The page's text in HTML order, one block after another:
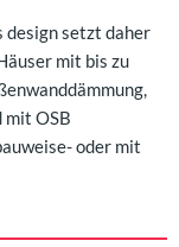
design setzt daher
mit bis zu
mit OSB
oder mit